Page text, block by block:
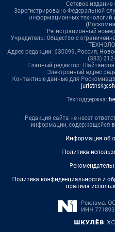
Сетевое издание
Зарегистрировано Федеральной
информационных
Регистрационный
Учредитель: Общество с
Адрес редакции: 630099, Россия,
(383)
Главный редактор:
Электронный адрес
Контактные данные для
Техподдержка:
Редакция сайта не несет
информации, содержащейся
Информация об
Политика
Политика конфиденциальности и
правила